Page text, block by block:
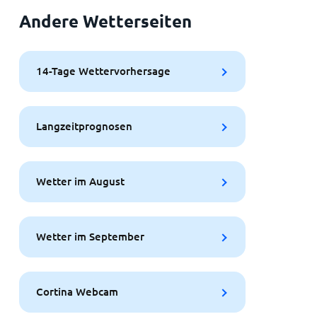
Andere Wetterseiten
14-Tage Wettervorhersage
Langzeitprognosen
Wetter im August
Wetter im September
Cortina Webcam